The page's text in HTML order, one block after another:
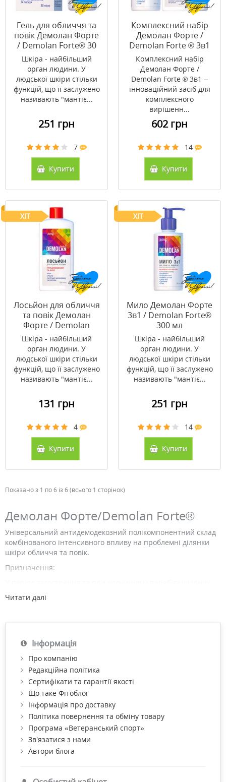
Гель для обличчя та
повік Демолан Форте
/ Demolan Forte® 30
мл
Шкіра - найбільший
орган людини. У
людської шкіри стільки
функцій, що її заслужено
називають "мантіє...
251 грн
7
Купити
Комплексний набір
Демолан Форте /
Demolan Forte ® 3в1
Комплексний набір
Демолан Форте /
Demolan Forte ® 3в1 –
інноваційний засіб для
комплексного
вирішенн...
602 грн
14
Купити
ХІТ
Лосьйон для обличчя
та повік Демолан
Форте / Demolan
Forte® 150 мл
Шкіра - найбільший
орган людини. У
людської шкіри стільки
функцій, що її заслужено
називають "мантіє...
131 грн
4
Купити
ХІТ
Мило Демолан Форте
3в1 / Demolan Forte®
300 мл
Шкіра - найбільший
орган людини. У
людської шкіри стільки
функцій, що її заслужено
називають "мантіє...
251 грн
14
Купити
Показано з 1 по 6 із 6 (всього 1 сторінок)
Демолан Форте/Demolan Forte®
Універсальний антидемодекозний полікомпонентний склад
комбінованого інтенсивного впливу на проблемні ділянки
шкіри обличчя та повік.
Призначення:
захворювань, асоційованих з кліщами сімейства
Demodicidae (Demodex folliculorum, Demodex brevis):
Акарицидна, антибактеріальна, антигістамінна,
протизапальна, відновлювальна, живильна.
Чому саме Демолан Форте?
Рецептура розроблена досвідченими дерматологами
Одночасне та послідовне застосування Лосьйону й
Гелю збільшує ефективність корекції проблем
Потрійний взаємодоповнюючий склад (метронідазол +
Потрійний природний склад (шовковиця + лопух +
Читати далі
Інформація
Про компанію
Редакційна політика
Сертифікати та гарантії якості
Що таке Фітоблог
Інформація про доставку
Політика повернення та обміну товару
Програма «Ветеранський спорт»
Зв’язатися з нами
Автори блога